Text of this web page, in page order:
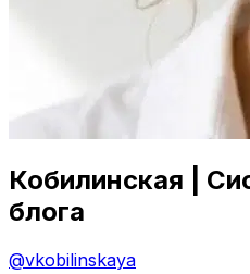
Кобилинская |
блога
@vkobilinskaya